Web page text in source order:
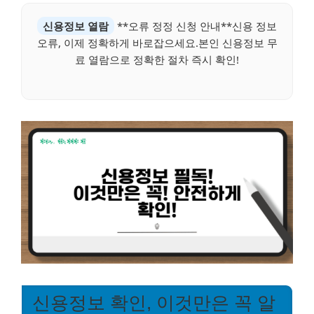
신용정보 열람 **오류 정정 신청 안내**신용 정보
오류, 이제 정확하게 바로잡으세요.본인 신용정보 무
료 열람으로 정확한 절차 즉시 확인!
신용정보 확인, 이것만은 꼭 알